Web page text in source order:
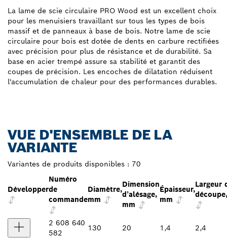
La lame de scie circulaire PRO Wood est un excellent choix
pour les menuisiers travaillant sur tous les types de bois
massif et de panneaux à base de bois. Notre lame de scie
circulaire pour bois est dotée de dents en carbure rectifiées
avec précision pour plus de résistance et de durabilité. Sa
base en acier trempé assure sa stabilité et garantit des
coupes de précision. Les encoches de dilatation réduisent
l'accumulation de chaleur pour des performances durables.
VUE D'ENSEMBLE DE LA
VARIANTE
Variantes de produits disponibles : 70
Développer
Numéro
de
commande
Diamètre,
mm
Dimension
d’alésage,
mm
Épaisseur,
mm
Largeur
2 608 640
582
130 20 1,4 2,4